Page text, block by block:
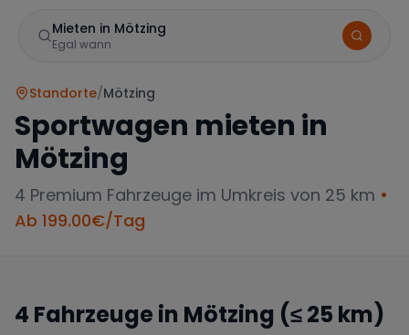
Mieten in Mötzing
Egal wann
Standorte/Mötzing
Sportwagen mieten in
Mötzing
4 Premium Fahrzeuge im Umkreis von 25 km •
Ab 199.00€/Tag
4 Fahrzeuge in Mötzing (≤ 25 km)